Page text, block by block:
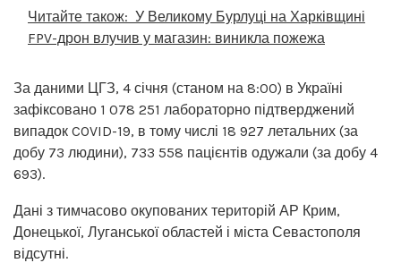
Читайте також: У Великому Бурлуці на Харківщині
FPV-дрон влучив у магазин: виникла пожежа
За даними ЦГЗ, 4 січня (станом на 8:00) в Україні
зафіксовано 1 078 251 лабораторно підтверджений
випадок COVID-19, в тому числі 18 927 летальних (за
добу 73 людини), 733 558 пацієнтів одужали (за добу 4
693).
Дані з тимчасово окупованих територій АР Крим,
Донецької, Луганської областей і міста Севастополя
відсутні.